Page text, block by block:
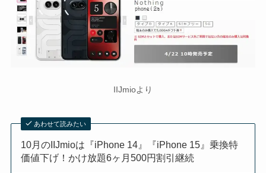
IIJmioより
あわせて読みたい
10月のIIJmioは『iPhone 14』『iPhone 15』乗換特
価値下げ！かけ放題6ヶ月500円割引継続